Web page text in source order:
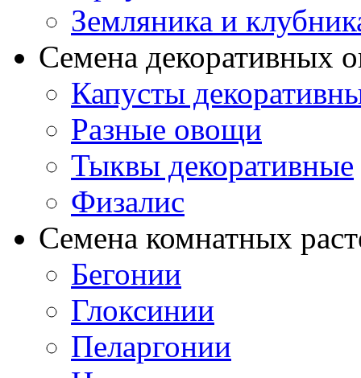
Земляника и
Семена декоративных
Капусты
Разные овощи
Тыквы декоративные
Физалис
Семена комнатных
Бегонии
Глоксинии
Пеларгонии